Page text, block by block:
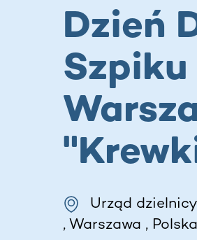
Dzień
Szpiku
Urząd
, Warszawa , Polska